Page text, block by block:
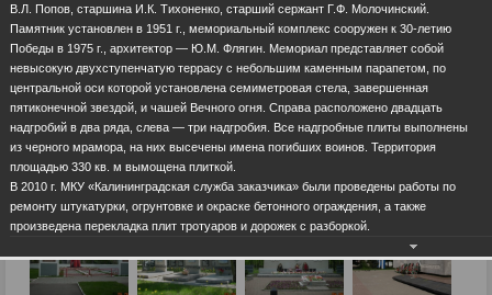
В.Л. Попов, старшина И.К. Тихоненко, старший сержант Г.Ф. Молочинский.
Памятник установлен в 1951 г., мемориальный комплекс сооружен к 30-летию
Победы в 1975 г., архитектор — Ю.М. Флягин. Мемориал представляет собой
невысокую двухступенчатую террасу с небольшим каменным парапетом, по
центральной оси которой установлена семиметровая стела, завершенная
пятиконечной звездой, и чашей Вечного огня. Справа расположено двадцать
надгробий в два ряда, слева — три надгробия. Все надгробные плиты выполнены
из черного мрамора, на них высечены имена погибших воинов. Территория
площадью 330 кв. м вымощена плиткой.
В 2010 г. МКУ «Калининградская служба заказчика» были проведены работы по
ремонту штукатурки, огрунтовке и окраске бетонного ограждения, а также
произведена перекладка плит тротуаров и дорожек с разборкой.